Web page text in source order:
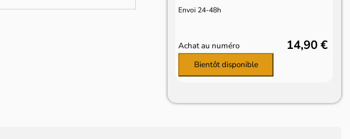
Envoi 24-48h
Achat au numéro 14,90 €
Bientôt disponible